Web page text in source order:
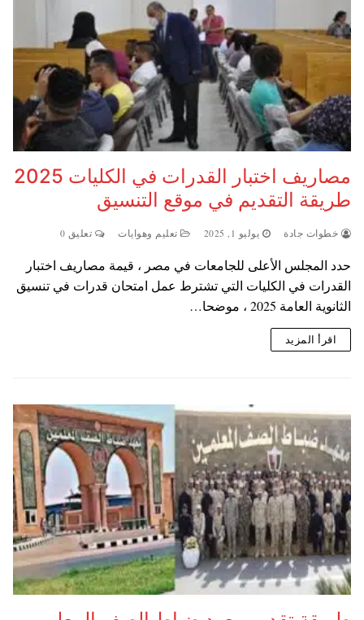
مصاريف اختبار القدرات في الكليات 2025
طريقة التقديم في موقع التنسيق
خطوات جادة يوليو 1, 2025 تعليم وهوايات تعليق 0
حدد المجلس الأعلى للجامعات في مصر ، قيمة مصاريف اختبار
القدرات في الكليات التي تشترط عمل امتحان قدرات في تنسيق
الثانوية العامة 2025 ، موضحا…
اقرأ المزيد